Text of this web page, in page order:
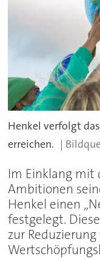
Henkel verfolgt
erreichen.
Im Einklang mit
Ambitionen
Henkel einen
festgelegt.
zur